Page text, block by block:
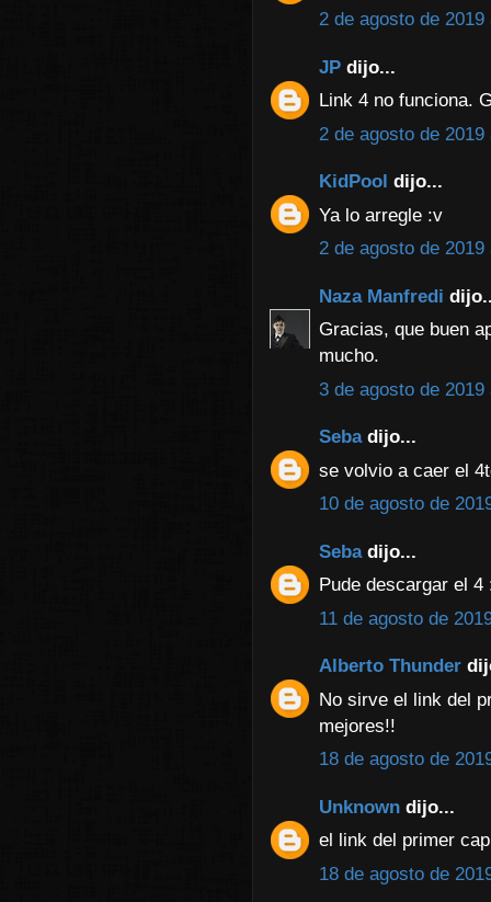
2 de agosto de
JP dijo...
Link 4 no funciona.
2 de agosto de
KidPool dijo...
Ya lo arregle :v
2 de agosto de
Naza Manfredi
Gracias, que buen
mucho.
3 de agosto de
Sebadijo...
se volvio a caer el
10 de agosto de
Sebadijo...
Pude descargar el
11 de agosto de
Alberto Thunder
No sirve el link del
mejores!!
18 de agosto de
Unknown dijo...
el link del primer
18 de agosto de